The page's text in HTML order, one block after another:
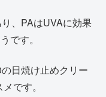
、PAはUVAに効果
です。
日焼け止めクリー
です。